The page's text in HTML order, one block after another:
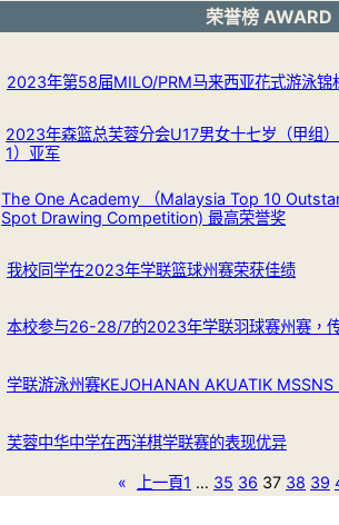
荣誉榜 AWARD
2023年第58届MILO/PRM马来西亚花式游泳锦
2023年森篮总芙蓉分会U17男女十七岁（甲组
1）亚军
The One Academy （Malaysia Top 10
Spot Drawing Competition) 最高荣誉奖
我校同学在2023年学联篮球州赛荣获佳绩
本校参与26-28/7的2023年学联羽球赛州赛，
学联游泳州赛KEJOHANAN AKUATIK
芙蓉中华中学在西洋棋学联赛的表现优异
« 上一頁1 … 35 36 37 38 39